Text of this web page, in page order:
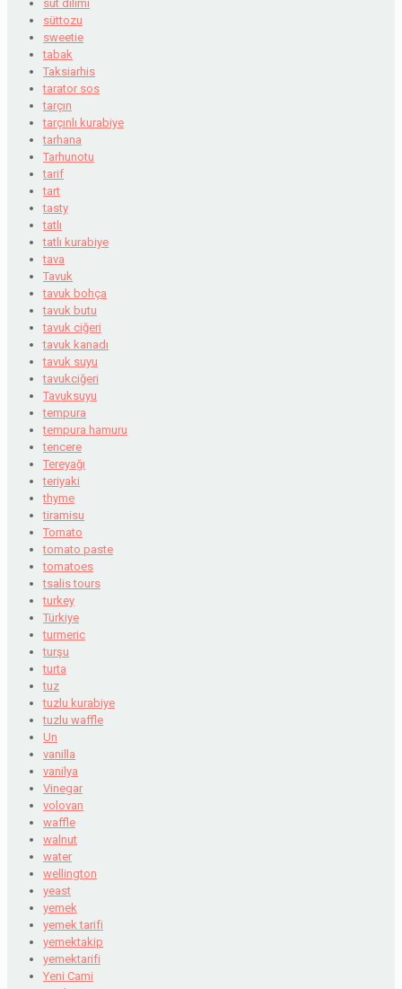
süt dilimi
süttozu
sweetie
tabak
Taksiarhis
tarator sos
tarçın
tarçınlı kurabiye
tarhana
Tarhunotu
tarif
tart
tasty
tatlı
tatlı kurabiye
tava
Tavuk
tavuk bohça
tavuk butu
tavuk ciğeri
tavuk kanadı
tavuk suyu
tavukciğeri
Tavuksuyu
tempura
tempura hamuru
tencere
Tereyağı
teriyaki
thyme
tiramisu
Tomato
tomato paste
tomatoes
tsalis tours
turkey
Türkiye
turmeric
turşu
turta
tuz
tuzlu kurabiye
tuzlu waffle
Un
vanilla
vanilya
Vinegar
volovan
waffle
walnut
water
wellington
yeast
yemek
yemek tarifi
yemektakip
yemektarifi
Yeni Cami